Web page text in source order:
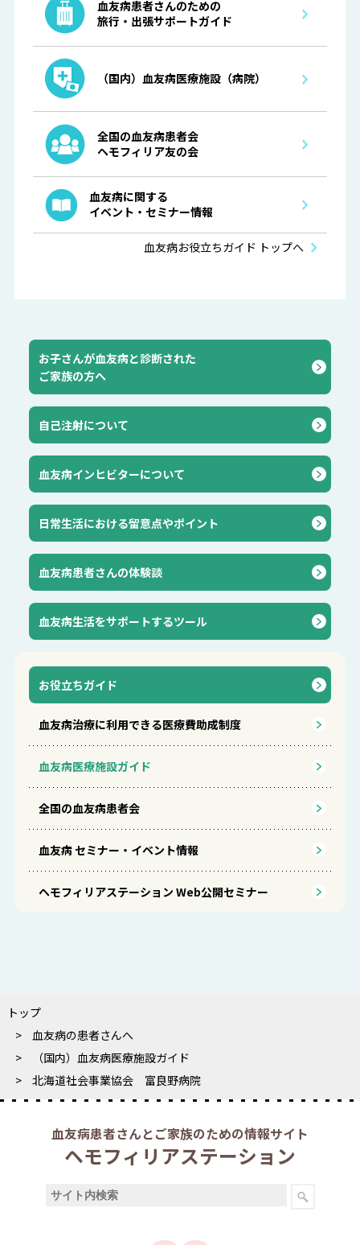
お子さんが血友病と診断された
ご家族の方へ
自己注射について
血友病インヒビターについて
⽇常⽣活における留意点やポイント
血友病患者さんの体験談
血友病生活をサポートするツール
お役立ちガイド
血友病治療に利用できる医療費助成制度
血友病医療施設ガイド
全国の血友病患者会
血友病 セミナー・イベント情報
ヘモフィリアステーション Web公開セミナー
血友病患者さんのための
旅行・出張サポートガイド
（国内）血友病医療施設（病院）
全国の血友病患者会
ヘモフィリア友の会
血友病に関する
イベント・セミナー情報
血友病お役立ちガイド トップへ
トップ
血友病の患者さんへ
（国内）血友病医療施設ガイド
北海道社会事業協会 富良野病院
血友病患者さんとご家族のための情報サイト
ヘモフィリアステーション